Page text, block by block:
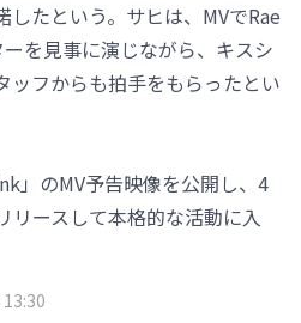
たという。サヒは、MVでRae
を見事に演じながら、キスシ
ッフからも拍手をもらったとい
」のMV予告映像を公開し、4
リースして本格的な活動に入